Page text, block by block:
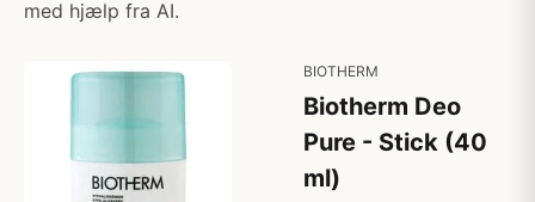
med hjælp fra AI.
BIOTHERM
Biotherm Deo
Pure - Stick (40
ml)